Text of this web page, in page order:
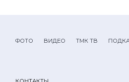
ФОТО ВИДЕО ТМК ТВ